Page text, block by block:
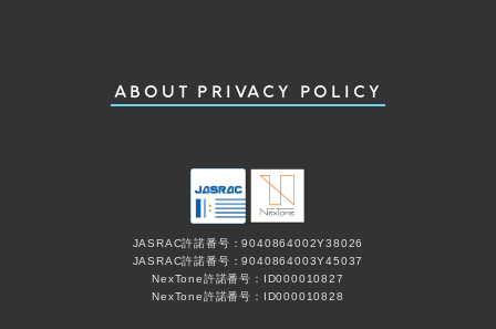
ABOUT PRIVACY POLICY
JASRAC許諾番号：9040864002Y38026
JASRAC許諾番号：9040864003Y45037
NexTone許諾番号：ID000010827
NexTone許諾番号：ID000010828